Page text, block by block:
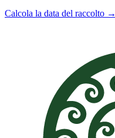
Calcola la data del raccolto →